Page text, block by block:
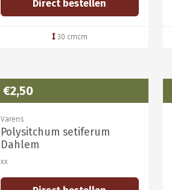
Direct bestellen
30 cmcm
€2,50
Varens
Polysitchum setiferum
Dahlem
xx